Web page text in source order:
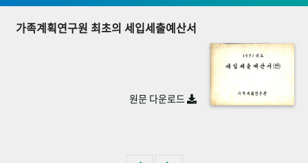
기록물 아카이브
사진 아카이브 문서 기록물 행정박물
숫자로 보는 50년 50+1주년 광장
가족계획연구원 최초의 세입세출예산서
원문 다운로드